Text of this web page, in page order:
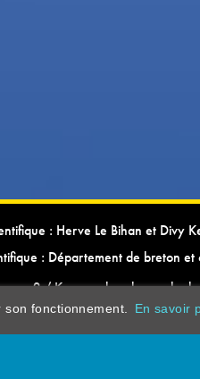
: Herve Le Bihan et Divy
: Département de breton et
2 / Kevrenn brezhoneg ha
fonctionnement. En savoir